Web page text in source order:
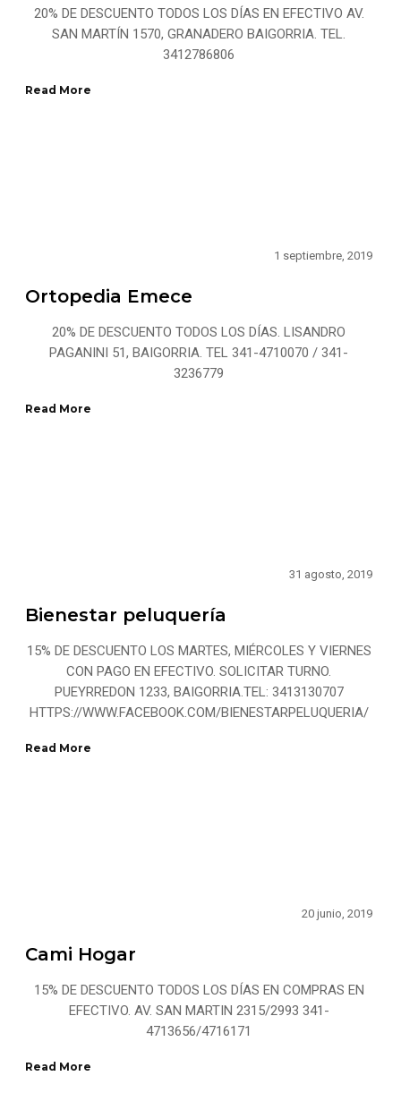
20% DE DESCUENTO TODOS LOS DÍAS EN EFECTIVO AV.
SAN MARTÍN 1570, GRANADERO BAIGORRIA. TEL.
3412786806
Read More
1 septiembre, 2019
Ortopedia Emece
20% DE DESCUENTO TODOS LOS DÍAS. LISANDRO
PAGANINI 51, BAIGORRIA. TEL 341-4710070 / 341-
3236779
Read More
31 agosto, 2019
Bienestar peluquería
15% DE DESCUENTO LOS MARTES, MIÉRCOLES Y VIERNES
CON PAGO EN EFECTIVO. SOLICITAR TURNO.
PUEYRREDON 1233, BAIGORRIA.TEL: 3413130707
HTTPS://WWW.FACEBOOK.COM/BIENESTARPELUQUERIA/
Read More
20 junio, 2019
Cami Hogar
15% DE DESCUENTO TODOS LOS DÍAS EN COMPRAS EN
EFECTIVO. AV. SAN MARTIN 2315/2993 341-
4713656/4716171
Read More